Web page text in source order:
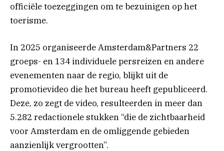
officiële toezeggingen om te bezuinigen op het
toerisme.
In 2025 organiseerde Amsterdam&Partners 22
groeps- en 134 individuele persreizen en andere
evenementen naar de regio, blijkt uit de
promotievideo die het bureau heeft gepubliceerd.
Deze, zo zegt de video, resulteerden in meer dan
5.282 redactionele stukken “die de zichtbaarheid
voor Amsterdam en de omliggende gebieden
aanzienlijk vergrootten”.